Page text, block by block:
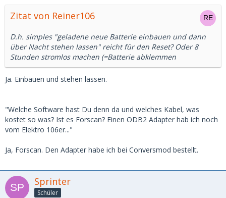
Zitat von Reiner106
D.h. simples "geladene neue Batterie einbauen und dann
über Nacht stehen lassen" reicht für den Reset? Oder 8
Stunden stromlos machen (=Batterie abklemmen
Ja. Einbauen und stehen lassen.
"Welche Software hast Du denn da und welches Kabel, was
kostet so was? Ist es Forscan? Einen ODB2 Adapter hab ich noch
vom Elektro 106er..."
Ja, Forscan. Den Adapter habe ich bei Conversmod bestellt.
Sprinter
Schüler